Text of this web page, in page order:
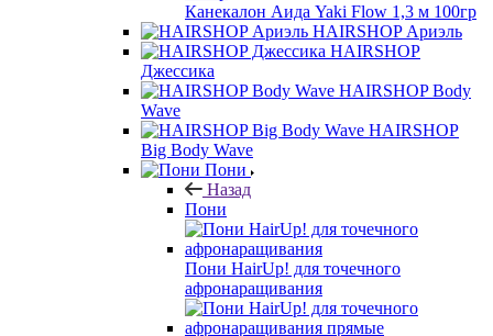
Канекалон Аида Yaki Flow 1,3 м 100гр
HAIRSHOP Ариэль
HAIRSHOP
Джессика
HAIRSHOP Body
Wave
HAIRSHOP
Big Body Wave
Пони
Назад
Пони
Пони HairUp! для точечного
афронаращивания